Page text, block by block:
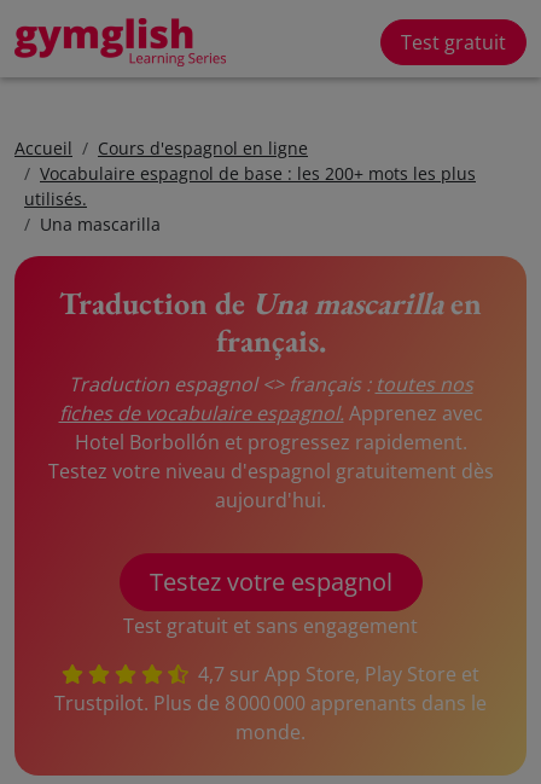
Test gratuit
Accueil
Cours d'espagnol en ligne
Vocabulaire espagnol de base : les 200+ mots les plus
utilisés.
Una mascarilla
Traduction de Una mascarillaen
français.
Traduction espagnol <> français : toutes nos
fiches de vocabulaire espagnol. Apprenez avec
Hotel Borbollón et progressez rapidement.
Testez votre niveau d'espagnol gratuitement dès
aujourd'hui.
Testez votre espagnol
Test gratuit et sans engagement
4,7 sur App Store, Play Store et
Trustpilot. Plus de 8 000 000 apprenants dans le
monde.